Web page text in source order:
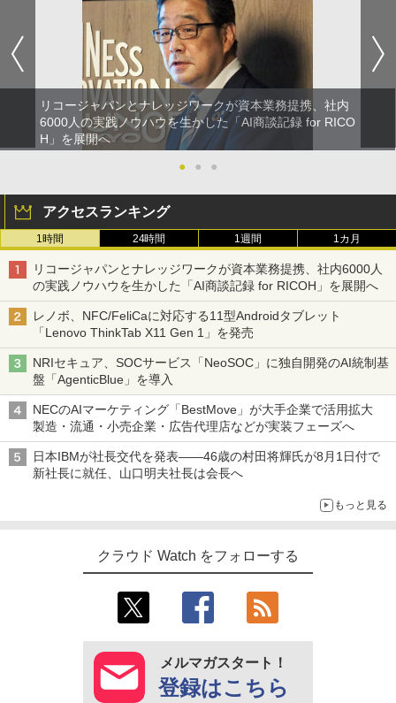
リコージャパンとナレッジワークが資本業務提携、社内
6000人の実践ノウハウを生かした「AI商談記録 for RICO
H」を展開へ
●
● ●
アクセスランキング
1時間 24時間 1週間 1カ月
リコージャパンとナレッジワークが資本業務提携、社内6000人
の実践ノウハウを生かした「AI商談記録 for RICOH」を展開へ
レノボ、NFC/FeliCaに対応する11型Androidタブレット
「Lenovo ThinkTab X11 Gen 1」を発売
NRIセキュア、SOCサービス「NeoSOC」に独自開発のAI統制基
盤「AgenticBlue」を導入
NECのAIマーケティング「BestMove」が大手企業で活用拡大
製造・流通・小売企業・広告代理店などが実装フェーズへ
日本IBMが社長交代を発表――46歳の村田将輝氏が8月1日付で
新社長に就任、山口明夫社長は会長へ
もっと見る
クラウド Watch をフォローする
メルマガスタート！
登録はこちら